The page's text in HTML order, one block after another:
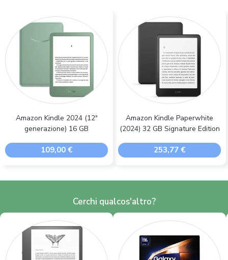
Amazon Kindle 2024 (12ª
generazione) 16 GB
109,00 €
Amazon Kindle Paperwhite
(2024) 32 GB Signature Edition
253,77 €
Cerchi qualcos'altro?